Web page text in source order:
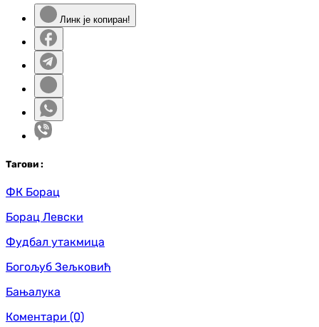
Линк је копиран!
Тагови :
ФК Борац
Борац Левски
Фудбал утакмица
Богољуб Зељковић
Бањалука
Коментари (0)